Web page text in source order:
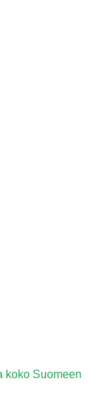
koko Suomeen